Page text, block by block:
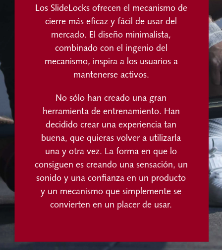
Los SlideLocks ofrecen el mecanismo de
cierre más eficaz y fácil de usar del
mercado. El diseño minimalista,
combinado con el ingenio del
mecanismo, inspira a los usuarios a
mantenerse activos.
No sólo han creado una gran
herramienta de entrenamiento. Han
decidido crear una experiencia tan
buena, que quieras volver a utilizarla
una y otra vez. La forma en que lo
consiguen es creando una sensación, un
sonido y una confianza en un producto
y un mecanismo que simplemente se
convierten en un placer de usar.